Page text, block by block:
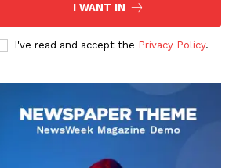
I WANT IN
I've read and accept the Privacy Policy.